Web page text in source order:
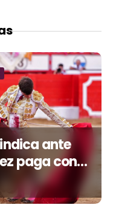
ante
paga con